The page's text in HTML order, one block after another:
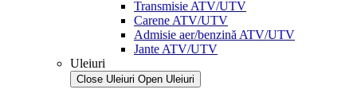
Transmisie ATV/UTV
Carene ATV/UTV
Admisie aer/benzină ATV/UTV
Jante ATV/UTV
Uleiuri
Close Uleiuri Open Uleiuri